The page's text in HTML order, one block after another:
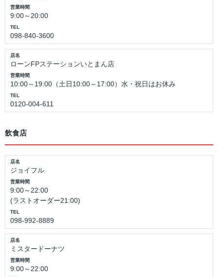
営業時間
9:00～20:00
TEL
098-840-3600
店名
ローンFPステーションいとまん店
営業時間
10:00～19:00（土日10:00～17:00）水・祝日はお休み
TEL
0120-004-611
飲食店
店名
ジョイフル
営業時間
9:00～22:00
(ラストオーダー21:00)
TEL
098-992-8889
店名
ミスタードーナツ
営業時間
9:00～22:00